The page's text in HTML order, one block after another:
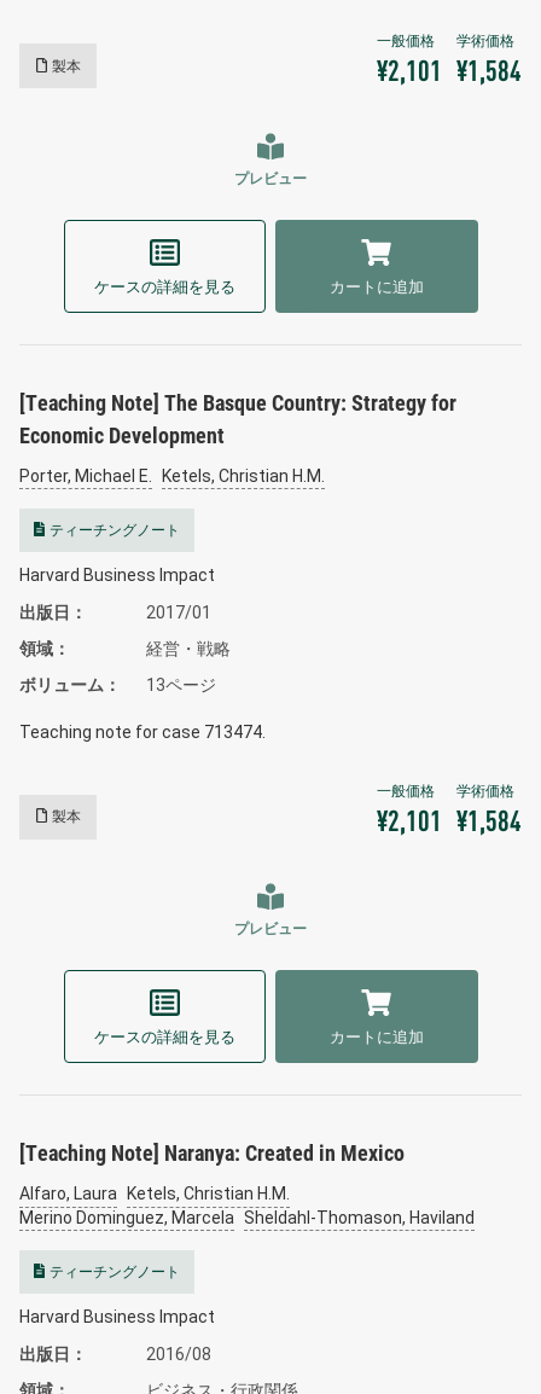
製本 ¥2,101 ¥1,584
プレビュー
ケースの詳細を見る カートに追加
[Teaching Note] The Basque Country: Strategy for
Economic Development
Porter, Michael E. Ketels, Christian H.M.
ティーチングノート
Harvard Business Impact
出版日
2017/01
領域
経営・戦略
ボリューム
13ページ
Teaching note for case 713474.
製本 ¥2,101 ¥1,584
プレビュー
ケースの詳細を見る カートに追加
[Teaching Note] Naranya: Created in Mexico
Alfaro, Laura
Ketels, Christian H.M.
Merino Dominguez, Marcela Sheldahl-Thomason, Haviland
ティーチングノート
Harvard Business Impact
出版日
2016/08